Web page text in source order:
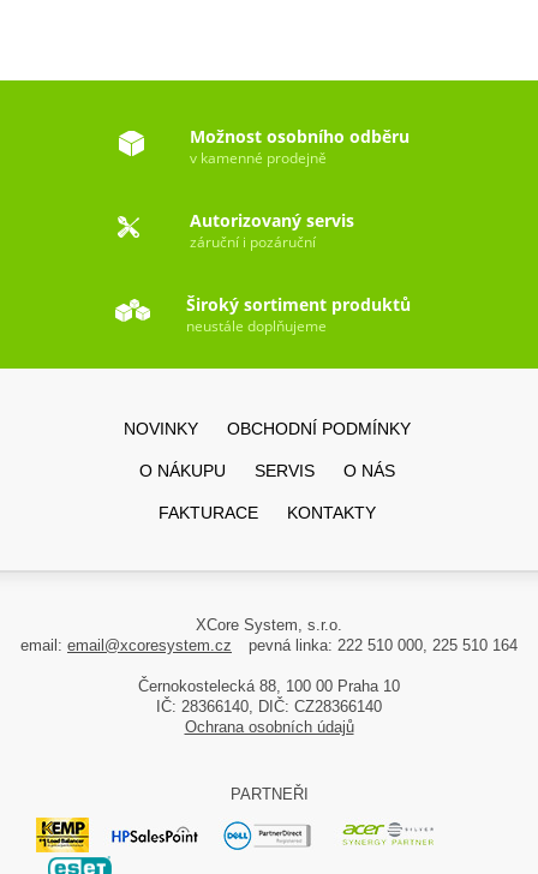
Možnost osobního odběru
v kamenné prodejně
Autorizovaný servis
záruční i pozáruční
Široký sortiment produktů
neustále doplňujeme
NOVINKY OBCHODNÍ PODMÍNKY
O NÁKUPU SERVIS O NÁS
FAKTURACE KONTAKTY
XCore System, s.r.o.
email: email@xcoresystem.cz pevná linka: 222 510 000, 225 510 164
Černokostelecká 88, 100 00 Praha 10
IČ: 28366140, DIČ: CZ28366140
Ochrana osobních údajů
PARTNEŘI